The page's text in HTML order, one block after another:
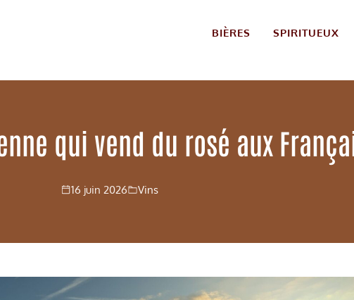
BIÈRES SPIRITUEUX
qui vend du rosé aux
16 juin 2026 Vins